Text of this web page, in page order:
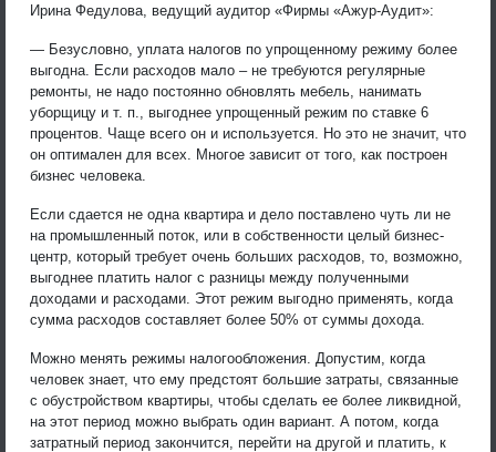
Ирина Федулова, ведущий аудитор «Фирмы «Ажур-Аудит»:
— Безусловно, уплата налогов по упрощенному режиму более
выгодна. Если расходов мало – не требуются регулярные
ремонты, не надо постоянно обновлять мебель, нанимать
уборщицу и т. п., выгоднее упрощенный режим по ставке 6
процентов. Чаще всего он и используется. Но это не значит, что
он оптимален для всех. Многое зависит от того, как построен
бизнес человека.
Если сдается не одна квартира и дело поставлено чуть ли не
на промышленный поток, или в собственности целый бизнес-
центр, который требует очень больших расходов, то, возможно,
выгоднее платить налог с разницы между полученными
доходами и расходами. Этот режим выгодно применять, когда
сумма расходов составляет более 50% от суммы дохода.
Можно менять режимы налогообложения. Допустим, когда
человек знает, что ему предстоят большие затраты, связанные
с обустройством квартиры, чтобы сделать ее более ликвидной,
на этот период можно выбрать один вариант. А потом, когда
затратный период закончится, перейти на другой и платить, к